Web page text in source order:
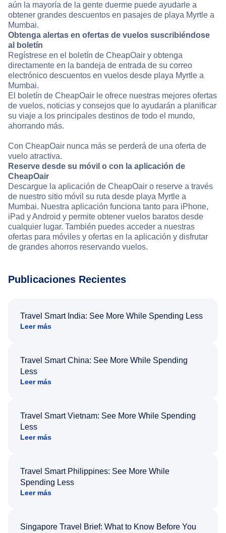
aún la mayoría de la gente duerme puede ayudarle a
obtener grandes descuentos en pasajes de playa Myrtle a
Mumbai.
Obtenga alertas en ofertas de vuelos suscribiéndose
al boletín
Regístrese en el boletín de CheapOair y obtenga
directamente en la bandeja de entrada de su correo
electrónico descuentos en vuelos desde playa Myrtle a
Mumbai.
El boletín de CheapOair le ofrece nuestras mejores ofertas
de vuelos, noticias y consejos que lo ayudarán a planificar
su viaje a los principales destinos de todo el mundo,
ahorrando más.
Con CheapOair nunca más se perderá de una oferta de
vuelo atractiva.
Reserve desde su móvil o con la aplicación de
CheapOair
Descargue la aplicación de CheapOair o reserve a través
de nuestro sitio móvil su ruta desde playa Myrtle a
Mumbai. Nuestra aplicación funciona tanto para iPhone,
iPad y Android y permite obtener vuelos baratos desde
cualquier lugar. También puedes acceder a nuestras
ofertas para móviles y ofertas en la aplicación y disfrutar
de grandes ahorros reservando vuelos.
Publicaciones Recientes
Travel Smart India: See More While Spending Less
Leer más
Travel Smart China: See More While Spending
Less
Leer más
Travel Smart Vietnam: See More While Spending
Less
Leer más
Travel Smart Philippines: See More While
Spending Less
Leer más
Singapore Travel Brief: What to Know Before You